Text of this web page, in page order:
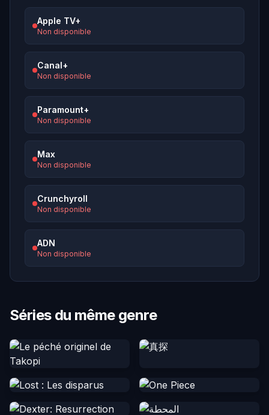
Apple TV+
Non disponible
Canal+
Non disponible
Paramount+
Non disponible
Max
Non disponible
Crunchyroll
Non disponible
ADN
Non disponible
Séries du même genre